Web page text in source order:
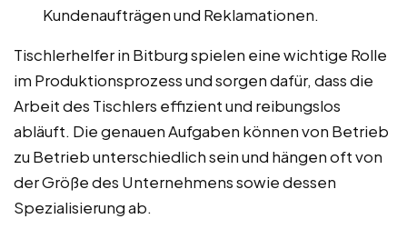
Kundenaufträgen und Reklamationen.
Tischlerhelfer in Bitburg spielen eine wichtige Rolle
im Produktionsprozess und sorgen dafür, dass die
Arbeit des Tischlers effizient und reibungslos
abläuft. Die genauen Aufgaben können von Betrieb
zu Betrieb unterschiedlich sein und hängen oft von
der Größe des Unternehmens sowie dessen
Spezialisierung ab.